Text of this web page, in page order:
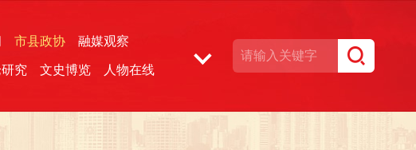
市县政协 融媒观察
究 文史博览 人物在线